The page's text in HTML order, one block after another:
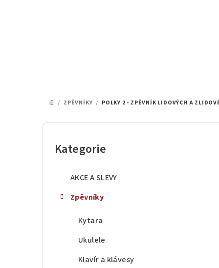
DOMŮ
/ ZPĚVNÍKY / POLKY 2 - ZPĚVNÍK LIDOVÝCH A
P
Přeskočit
Kategorie
AKCE A SLEVY
Zpěvníky
Kytara
Ukulele
Klavír a klávesy